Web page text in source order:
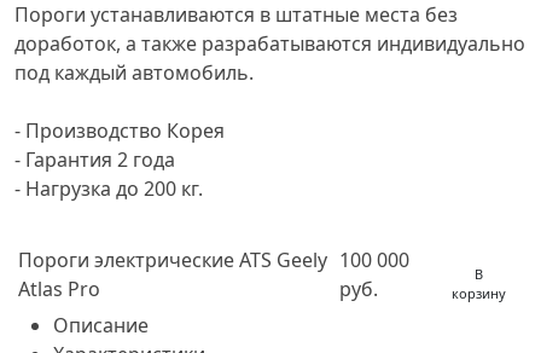
Пороги устанавливаются в штатные места без
доработок, а также разрабатываются индивидуально
под каждый автомобиль.
- Производство Корея
- Гарантия 2 года
- Нагрузка до 200 кг.
Пороги электрические ATS Geely
Atlas Pro
100 000
руб.
В
корзину
Описание